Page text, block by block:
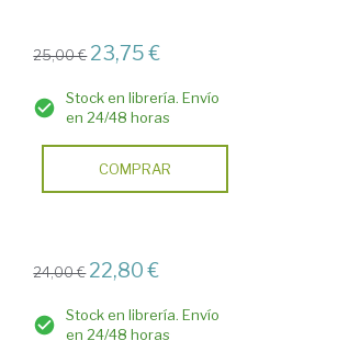
25,00 € 23,75 €
Stock en librería. Envío
en 24/48 horas
COMPRAR
24,00 € 22,80 €
Stock en librería. Envío
en 24/48 horas